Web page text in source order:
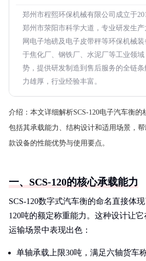
郑州市程熙环保机械有限公司成立于
郑州市荥阳市科学大道，专业研发生
网电子地磅及电子皮带秤等环保机械
于焦化厂、钢铁厂、水泥厂等工业领
势，提供研发制造到售后服务的全链
力雄厚，行业经验丰富。
介绍： 本文详细解析SCS-120电子汽车衡的
包括其承载能力、结构设计和适用场景，
款设备的性能优势与使用要点。
一、SCS-120的核心承载能力
SCS-120数字式汽车衡的命名直接体
120吨的额定称重能力。这种设计让
运输场景中表现出色：
单轴承载上限30吨，满足六轴货车